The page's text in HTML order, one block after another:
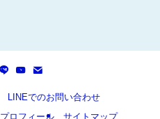
LINEでのお問い合わせ
プロフィール サイトマップ